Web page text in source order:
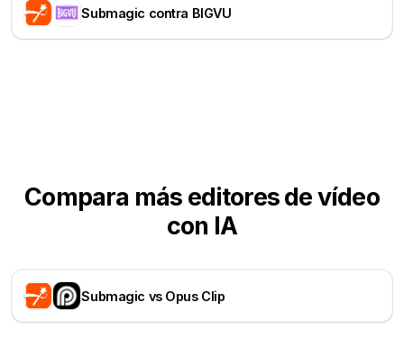
Submagic contra BIGVU
Compara más editores de vídeo
con IA
Submagic vs Opus Clip